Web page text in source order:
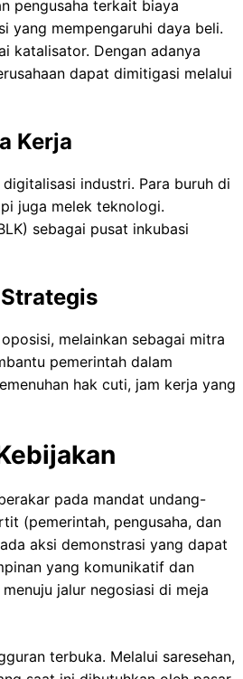
pengusaha terkait biaya
yang mempengaruhi daya beli.
katalisator. Dengan adanya
dapat dimitigasi melalui
Kerja
industri. Para buruh di
juga melek teknologi.
sebagai pusat inkubasi
melainkan sebagai mitra
pemerintah dalam
hak cuti, jam kerja yang
pada mandat undang-
(pemerintah, pengusaha, dan
aksi demonstrasi yang dapat
yang komunikatif dan
jalur negosiasi di meja
terbuka. Melalui saresehan,